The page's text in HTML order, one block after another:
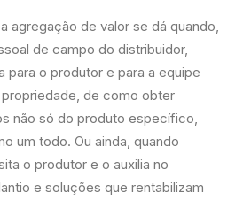
agregação de valor se dá quando,
de campo do distribuidor,
para o produtor e para a equipe
de como obter
não só do produto específico,
um todo. Ou ainda, quando
o produtor e o auxilia no
e soluções que rentabilizam